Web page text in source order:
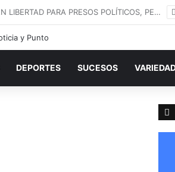
Murió de miedo: venezolano sufre un infarto durante una parada policial en Florida y expone el terror que viven miles de inmigrantes perseguidos por la presión migratoria en EE.UU.
DEPORTES SUCESOS